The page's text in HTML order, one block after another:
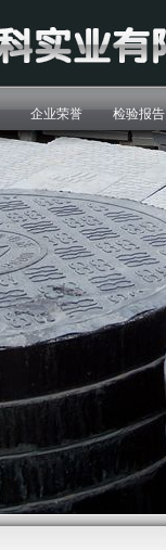
企业荣誉 检验报告